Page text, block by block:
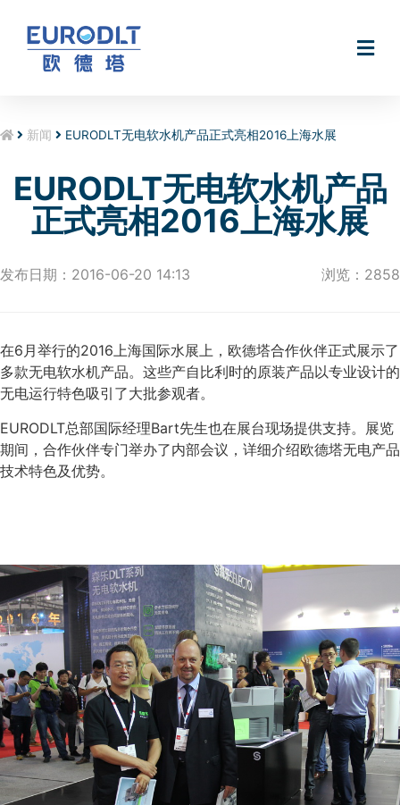
新闻 EURODLT无电软水机产品正式亮相2016上海水展
EURODLT无电软水机产品
正式亮相2016上海水展
发布日期：2016-06-20 14:13 浏览：2858
在6月举行的2016上海国际水展上，欧德塔合作伙伴正式展示了
多款无电软水机产品。这些产自比利时的原装产品以专业设计的
无电运行特色吸引了大批参观者。
EURODLT总部国际经理Bart先生也在展台现场提供支持。展览
期间，合作伙伴专门举办了内部会议，详细介绍欧德塔无电产品
技术特色及优势。